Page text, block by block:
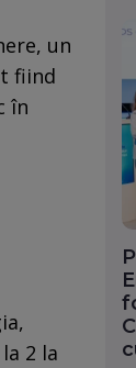
un
fiind
în
2 la